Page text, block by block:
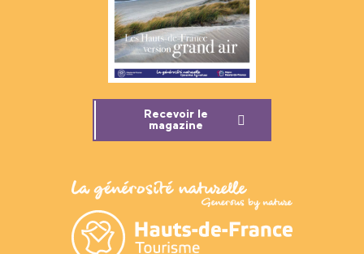
Recevoir le
magazine